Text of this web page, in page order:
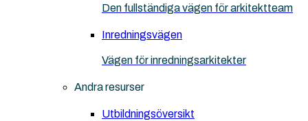
Den fullständiga vägen för arkitektteam
Inredningsvägen
Vägen för inredningsarkitekter
Andra resurser
Utbildningsöversikt